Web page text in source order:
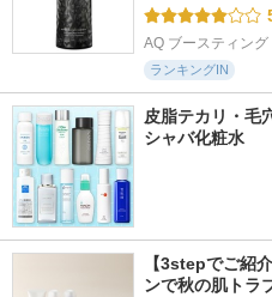
AQ ブースティン
ランキングIN
皮脂テカリ・毛
シャバ化粧水
【3stepでご紹
ンで秋の肌トラ